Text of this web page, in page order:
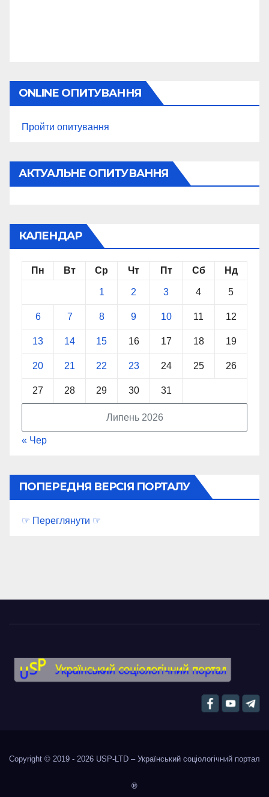
ONLINE ОПИТУВАННЯ
Пройти опитування
АКТУАЛЬНЕ ОПИТУВАННЯ
КАЛЕНДАР
Липень 2026
Пн Вт Ср Чт Пт Сб Нд
1 2 3 4 5
6 7 8 9 10 11 12
13 14 15 16 17 18 19
20 21 22 23 24 25 26
27 28 29 30 31
« Чер
ПОПЕРЕДНЯ ВЕРСІЯ ПОРТАЛУ
☞ Переглянути ☞
Copyright © 2019 - 2026 USP-LTD – Український соціологічний портал
®